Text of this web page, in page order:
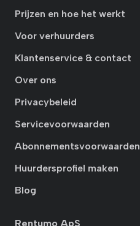
Prijzen en hoe het werkt
Voor verhuurders
Klantenservice & contact
Over ons
Privacybeleid
Servicevoorwaarden
Abonnementsvoorwaarden
Huurdersprofiel maken
Blog
Rentumo ApS